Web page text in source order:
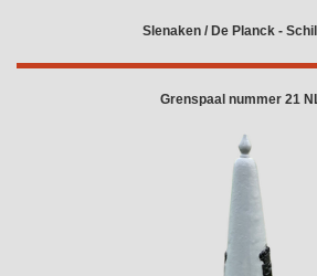
Slenaken / De Planck -
Grenspaal nummer 21